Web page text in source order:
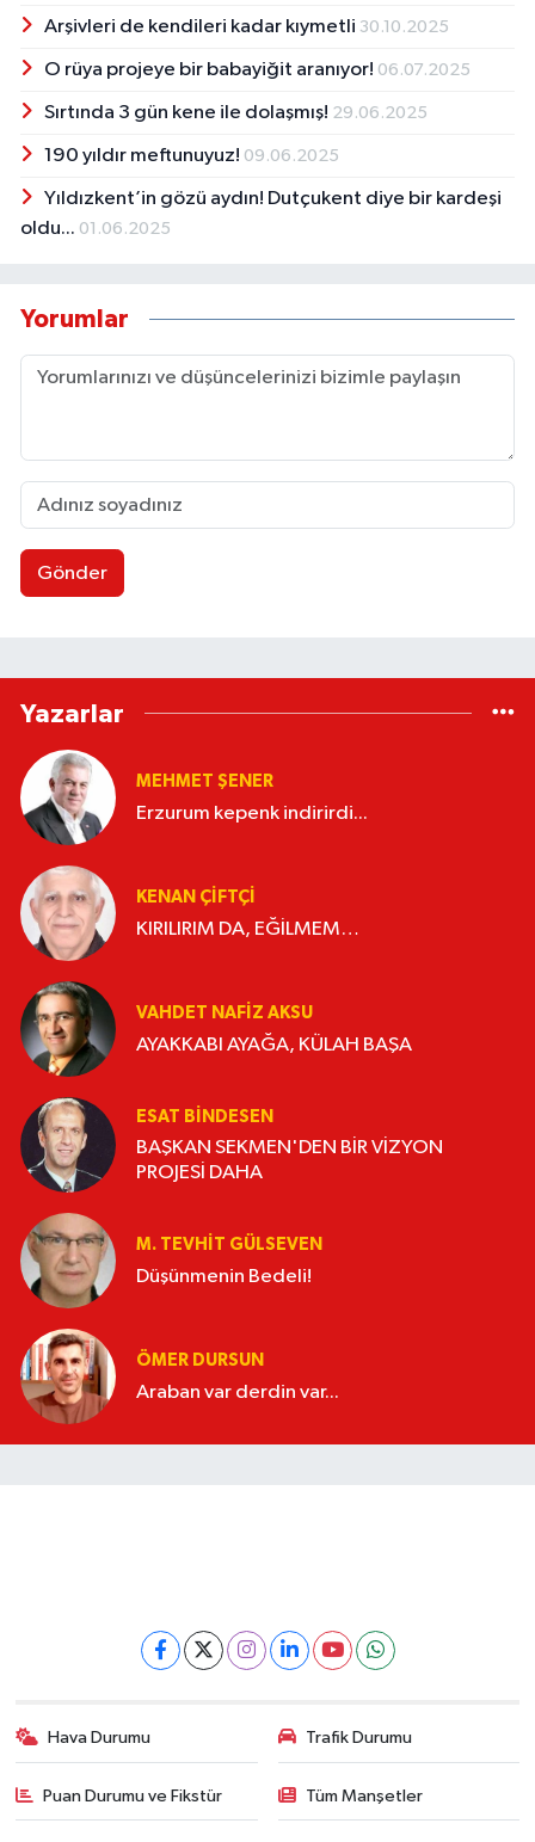
Arşivleri de kendileri kadar kıymetli 30.10.2025
O rüya projeye bir babayiğit aranıyor! 06.07.2025
Sırtında 3 gün kene ile dolaşmış! 29.06.2025
190 yıldır meftunuyuz! 09.06.2025
Yıldızkent’in gözü aydın! Dutçukent diye bir kardeşi
oldu... 01.06.2025
Yorumlar
Gönder
Yazarlar
MEHMET ŞENER
Erzurum kepenk indirirdi...
KENAN ÇİFTÇİ
KIRILIRIM DA, EĞİLMEM…
VAHDET NAFIZ AKSU
AYAKKABI AYAĞA, KÜLAH BAŞA
ESAT BİNDESEN
BAŞKAN SEKMEN'DEN BİR VİZYON
PROJESİ DAHA
M. TEVHIT GÜLSEVEN
Düşünmenin Bedeli!
ÖMER DURSUN
Araban var derdin var...
Hava Durumu Trafik Durumu
Puan Durumu ve Fikstür Tüm Manşetler